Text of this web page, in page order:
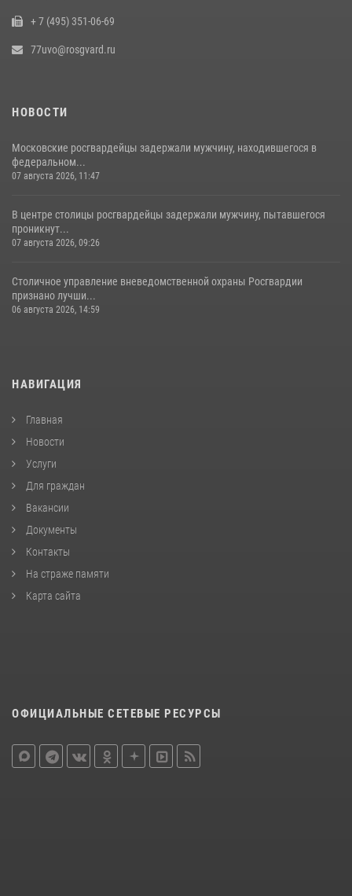
17 июля 2026, 14:00
+ 7 (495) 351-06-69
77uvo@rosgvard.ru
НОВОСТИ
Московские росгвардейцы задержали мужчину, находившегося в
федеральном...
07 августа 2026, 11:47
В центре столицы росгвардейцы задержали мужчину, пытавшегося
проникнут...
07 августа 2026, 09:26
Столичное управление вневедомственной охраны Росгвардии
признано лучши...
06 августа 2026, 14:59
НАВИГАЦИЯ
Главная
Новости
Услуги
Для граждан
Вакансии
Документы
Контакты
На страже памяти
Карта сайта
ОФИЦИАЛЬНЫЕ СЕТЕВЫЕ РЕСУРСЫ